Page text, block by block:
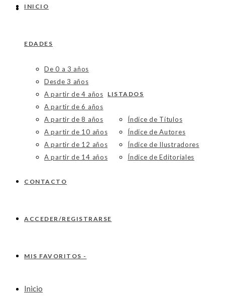
INICIO
EDADES
De 0 a 3 años
Desde 3 años
A partir de 4 años
A partir de 6 años
A partir de 8 años
A partir de 10 años
A partir de 12 años
A partir de 14 años
LISTADOS
Índice de Títulos
Índice de Autores
Índice de Ilustradores
Índice de Editoriales
CONTACTO
ACCEDER/REGISTRARSE
MIS FAVORITOS -
Inicio